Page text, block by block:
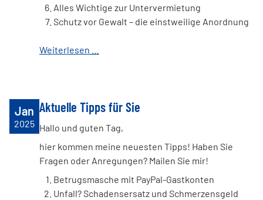
Alles Wichtige zur Untervermietung
Schutz vor Gewalt – die einstweilige Anordnung
Weiterlesen …
Jan
2025
Aktuelle Tipps für Sie
Hallo und guten Tag,
hier kommen meine neuesten Tipps! Haben Sie
Fragen oder Anregungen? Mailen Sie mir!
Betrugsmasche mit PayPal-Gastkonten
Unfall? Schadensersatz und Schmerzensgeld